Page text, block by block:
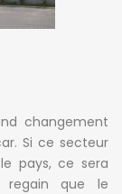
changement
Si ce secteur
pays, ce sera
que le